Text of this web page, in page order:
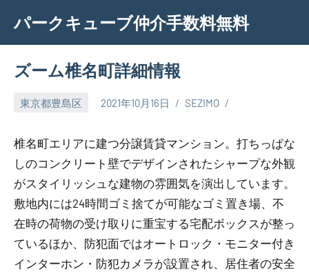
content
パークキューブ仲介手数料無料
ズーム椎名町詳細情報
東京都豊島区 2021年10月16日 SEZIMO
椎名町エリアに建つ分譲賃貸マンション。打ちっぱな
しのコンクリート壁でデザインされたシャープな外観
がスタイリッシュな建物の雰囲気を演出しています。
敷地内には24時間ゴミ捨てが可能なゴミ置き場、不
在時の荷物の受け取りに重宝する宅配ボックスが整っ
ているほか、防犯面ではオートロック・モニター付き
インターホン・防犯カメラが設置され、居住者の安全